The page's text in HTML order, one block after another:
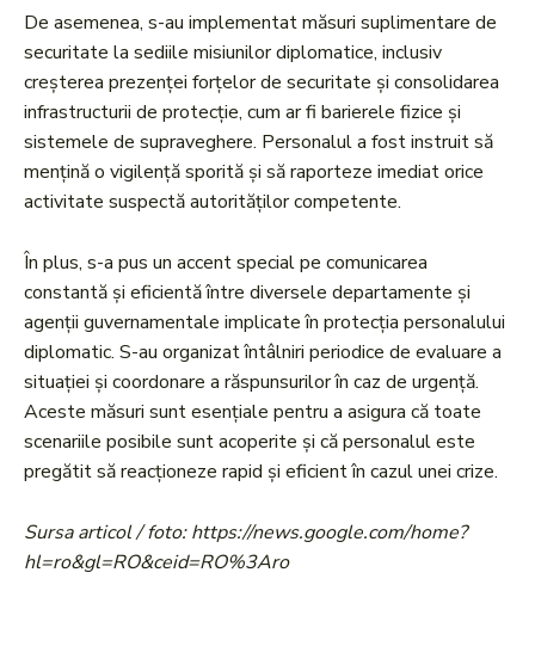
De asemenea, s-au implementat măsuri suplimentare de
securitate la sediile misiunilor diplomatice, inclusiv
creșterea prezenței forțelor de securitate și consolidarea
infrastructurii de protecție, cum ar fi barierele fizice și
sistemele de supraveghere. Personalul a fost instruit să
mențină o vigilență sporită și să raporteze imediat orice
activitate suspectă autorităților competente.
În plus, s-a pus un accent special pe comunicarea
constantă și eficientă între diversele departamente și
agenții guvernamentale implicate în protecția personalului
diplomatic. S-au organizat întâlniri periodice de evaluare a
situației și coordonare a răspunsurilor în caz de urgență.
Aceste măsuri sunt esențiale pentru a asigura că toate
scenariile posibile sunt acoperite și că personalul este
pregătit să reacționeze rapid și eficient în cazul unei crize.
Sursa articol / foto: https://news.google.com/home?
hl=ro&gl=RO&ceid=RO%3Aro